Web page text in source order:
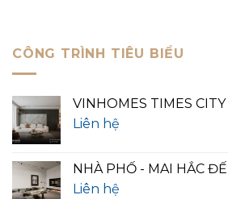
CÔNG TRÌNH TIÊU BIỂU
VINHOMES TIMES
Liên hệ
NHÀ PHỐ - MAI HẮC
Liên hệ